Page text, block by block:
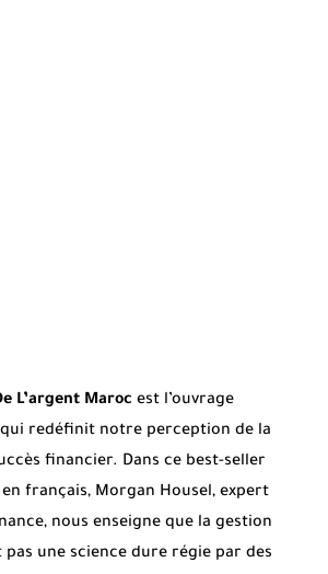
L’argent Maroc est l’ouvrage
redéfinit notre perception de la
financier. Dans ce best-seller
français, Morgan Housel, expert
nous enseigne que la gestion
pas une science dure régie par des